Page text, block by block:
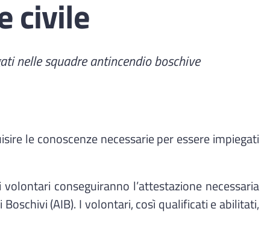
civile
nelle squadre antincendio boschive
le conoscenze necessarie per essere impiegati
conseguiranno l’attestazione necessaria
(AIB). I volontari, così qualificati e abilitati,